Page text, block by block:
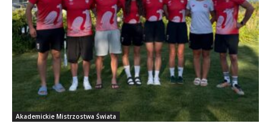
Akademickie Mistrzostwa Świata